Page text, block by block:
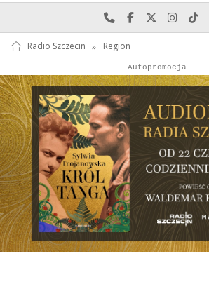
Najlepiej po prostu
Odwiedź nas
Odwiedź
Radio Szczecin » Region
Reklama
Autopromocja